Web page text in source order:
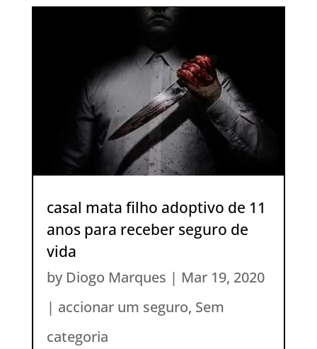
casal mata filho adoptivo de 11
anos para receber seguro de
vida
by Diogo Marques | Mar 19, 2020
| accionar um seguro, Sem
categoria